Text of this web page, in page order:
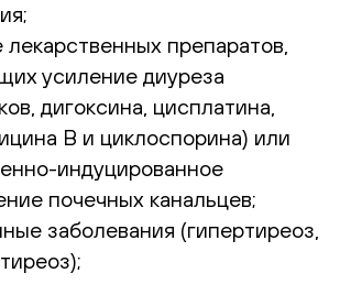
лекарственных препаратов,
усиление диуреза
дигоксина, цисплатина,
В и циклоспорина) или
индуцированное
почечных канальцев;
заболевания (гипертиреоз,